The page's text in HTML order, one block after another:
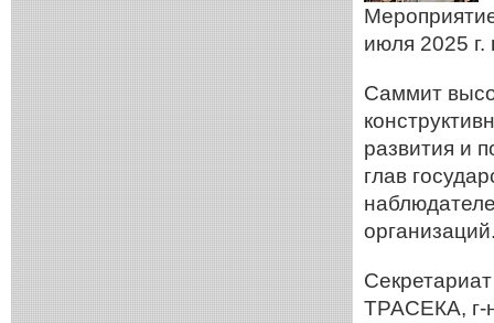
июля 2025 г.
Саммит
развития и
глав
ТРАСЕКА, г-